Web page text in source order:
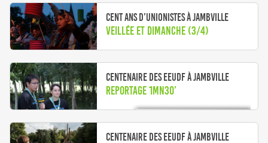
Cent ans d’Unionistes à Jambville
Veillée et Dimanche (3/4)
Centenaire des EEUDF à Jambville
Reportage 1mn30’
Centenaire des EEUDF à Jambville